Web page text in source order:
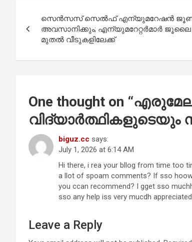
o
o
k
A
p
p
navigation
സെൻസസ് സെൽഫ് എന്യുമറേഷൻ ജൂൺ
അവസാനിക്കും; എന്യുമറേറ്റർമാർ ജൂലൈ
മുതൽ വീടുകളിലേക്ക്
One thought on “
വിദ്യാർത്ഥികളുടെയും
biguz.cc says:
July 1, 2026 at 6:14 AM
Hi there, i rea your bllog from time too
a llot of spoam comments? If sso
you ccan recommend? I gget sso
sso any help iss very mucdh
Leave a Reply